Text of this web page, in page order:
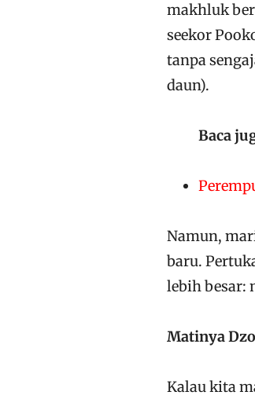
makhluk
seekor
tanpa
daun).
Baca
Namun,
baru.
lebih besar:
Matinya
Kalau kita